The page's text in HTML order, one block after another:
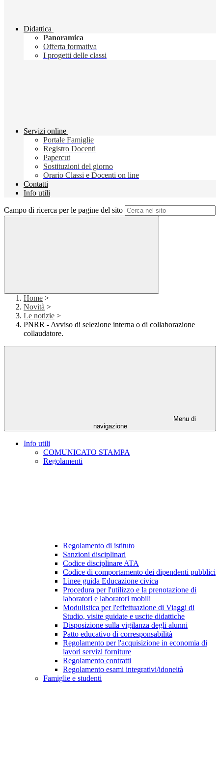
Didattica
Panoramica
Offerta formativa
I progetti delle classi
Servizi online
Portale Famiglie
Registro Docenti
Papercut
Sostituzioni del giorno
Orario Classi e Docenti on line
Contatti
Info utili
Campo di ricerca per le pagine del sito
Home >
Novità >
Le notizie >
PNRR - Avviso di selezione interna o di collaborazione
collaudatore.
Menu di
navigazione
Info utili
COMUNICATO STAMPA
Regolamenti
Regolamento di istituto
Sanzioni disciplinari
Codice disciplinare ATA
Codice di comportamento dei dipendenti pubblici
Linee guida Educazione civica
Procedura per l'utilizzo e la prenotazione di
laboratori e laboratori mobili
Modulistica per l'effettuazione di Viaggi di
Studio, visite guidate e uscite didattiche
Disposizione sulla vigilanza degli alunni
Patto educativo di corresponsabilità
Regolamento per l'acquisizione in economia di
lavori servizi forniture
Regolamento contratti
Regolamento esami integrativi/idoneità
Famiglie e studenti